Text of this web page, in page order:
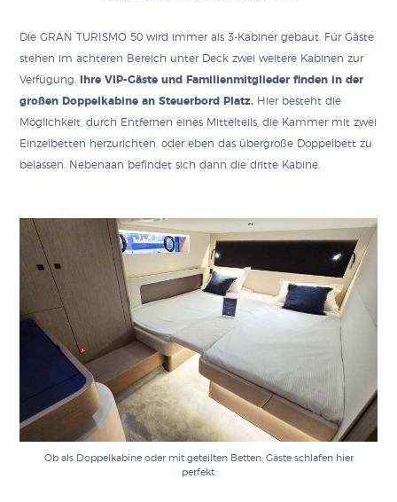
Die GRAN TURISMO 50 wird immer als 3-Kabiner gebaut. Für Gäste
stehen im achteren Bereich unter Deck zwei weitere Kabinen zur
Verfügung.
Ihre VIP-Gäste und Familienmitglieder finden in der
großen Doppelkabine an Steuerbord Platz. Hier besteht die
Möglichkeit, durch Entfernen eines Mittelteils, die Kammer mit zwei
Einzelbetten herzurichten, oder eben das übergroße Doppelbett zu
belassen. Nebenaan befindet sich dann die dritte Kabine.
Ob als Doppelkabine oder mit geteilten Betten: Gäste schlafen hier
perfekt.